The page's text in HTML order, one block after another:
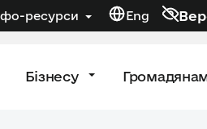
ресурси Eng
Бізнесу